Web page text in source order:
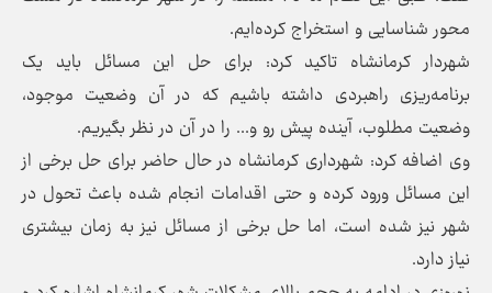
محور شناسایی و استخراج کرده‌ایم.
شهردار کرمانشاه تاکید کرد: برای حل این مسائل باید یک
برنامه‌ریزی راهبردی داشته باشیم که در آن وضعیت موجود،
وضعیت مطلوب، آینده پیش رو و... را در آن در نظر بگیریم.
وی اضافه کرد: شهرداری کرمانشاه در حال حاضر برای حل برخی از
این مسائل ورود کرده و حتی اقدامات انجام شده باعث تحول در
شهر نیز شده است، اما حل برخی از مسائل نیز به زمان بیشتری
نیاز دارد.